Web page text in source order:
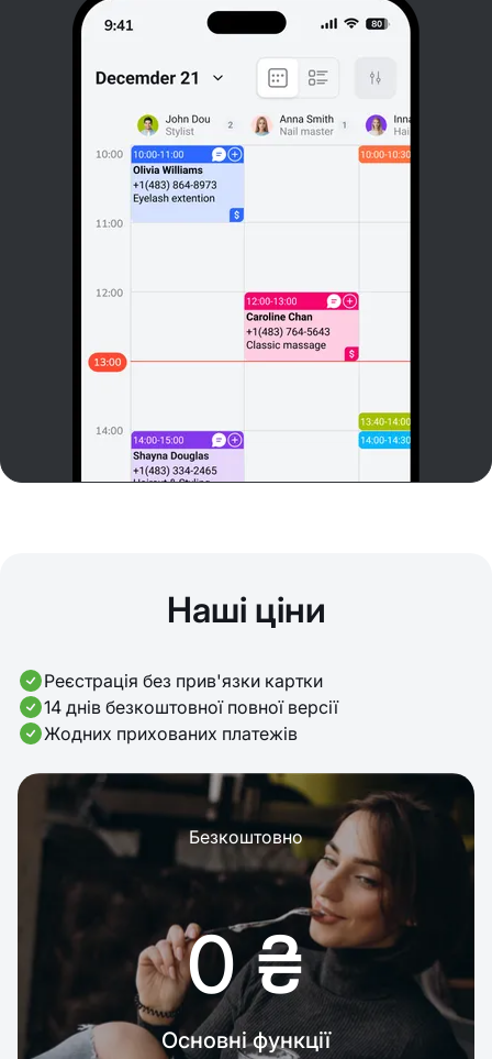
Наші ціни
Реєстрація без прив'язки картки
14 днів безкоштовної повної версії
Жодних прихованих платежів
Безкоштовно
0 ₴
Основні функції